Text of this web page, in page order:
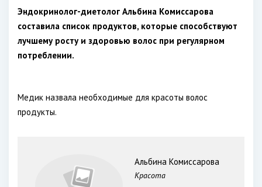
Эндокринолог-диетолог Альбина Комиссарова
составила список продуктов, которые способствуют
лучшему росту и здоровью волос при регулярном
потреблении.
Медик назвала необходимые для красоты волос
продукты.
Альбина Комиссарова
Красота